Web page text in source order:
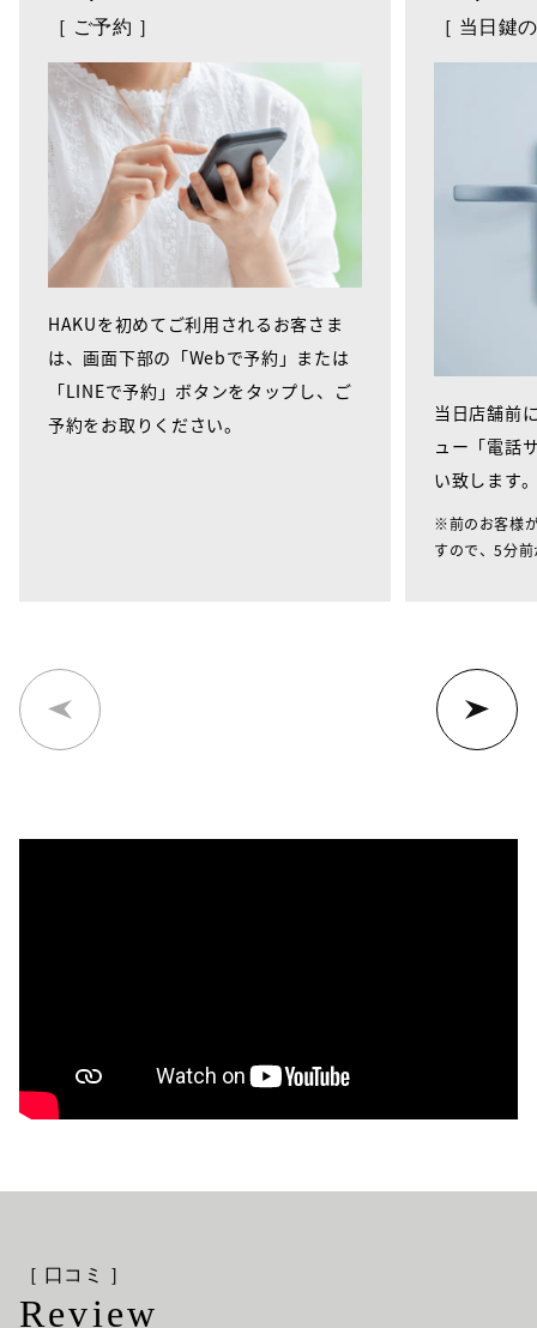
［ ご予約 ］
HAKUを初めてご利用されるお客さま
は、画面下部の「Webで予約」または
「LINEで予約」ボタンをタップし、ご
予約をお取りください。
［ 当日鍵
当日店舗前
ュー「電話
い致します
※前のお客様
すので、5分
［ 口コミ ］
Review